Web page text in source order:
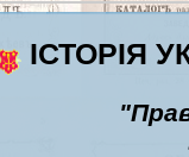
ІСТОРІЯ